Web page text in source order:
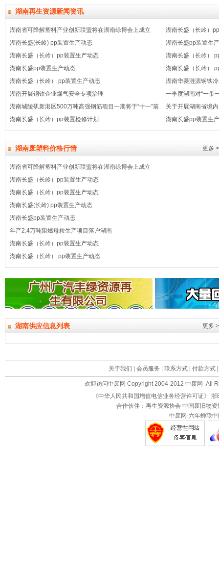
湖南再生资源新闻资讯
湖南省可降解塑料产业创新联盟将在湖南绿博会上成立
湖南长盛（长岭）
湖南长盛(长岭) pp装置生产动态
湖南长盛pp装置生
湖南长盛（长岭）pp装置生产动态
湖南长盛（长岭）
湖南长盛pp装置生产动态
湖南长盛（长岭）
湖南长盛（长岭） pp装置生产动态
湖南华菱涟源钢铁
湖南开展钢铁企业煤气安全专项治理
一季度湖南对“一带
湖南城陵矶新港区500万吨高强钢筋项目一期将于“十一”前
建成投产
关于开展湖南省境
摸底工作的通知
湖南长盛（长岭）pp装置检修计划 湖南长盛pp装置生
湖南废塑料价格行情 更多
湖南省可降解塑料产业创新联盟将在湖南绿博会上成立
湖南长盛（长岭）pp装置生产动态
湖南长盛（长岭）pp装置生产动态
湖南长盛(长岭) pp装置生产动态
湖南长盛pp装置生产动态
年产2.4万吨阻燃母粒生产项目落户湖南
湖南长盛（长岭）pp装置生产动态
湖南长盛（长岭） pp装置生产动态
湖南供应信息列表 更多
关于我们 会员服务 联系方式| 付款方式
欢迎访问中废网 Copyright 2004-2012 中废网 .All
《中华人民共和国增值电信业务经营许可证》 浙
合作伙伴：再生资源协会 中国废旧物
中废网-六年蝉联